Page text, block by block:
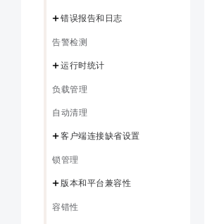
错误报告和日志
告警检测
运行时统计
负载管理
自动清理
客户端连接缺省设置
锁管理
版本和平台兼容性
容错性